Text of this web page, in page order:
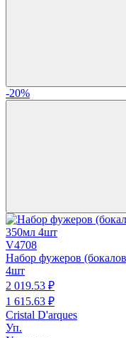
-20%
V4708
Набор фужеров
4шт
2 019.53 ₽
1 615.63 ₽
Cristal D'arques
Уп.